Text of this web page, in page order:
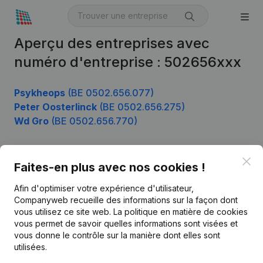
Aperçu des entreprises avec
numéro d'entreprise : 502656xxx
Psykheops (BE 0502.656.077)
Peter Oosterlinck (BE 0502.656.275)
Wd Gro (BE 0502.656.770)
Faites-en plus avec nos cookies !
Afin d'optimiser votre expérience d'utilisateur,
Companyweb recueille des informations sur la façon dont
vous utilisez ce site web. La politique en matière de cookies
vous permet de savoir quelles informations sont visées et
vous donne le contrôle sur la manière dont elles sont
utilisées.
Français
Kantorenpark Everest
Produit
Informations d’entreprise
Monitoring
Recherche internationale